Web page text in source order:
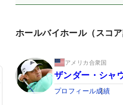
ホールバイホール（スコア
アメリカ合衆国
ザンダー・シャ
プロフィール成績